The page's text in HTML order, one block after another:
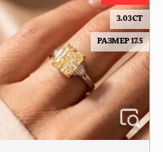
3.03 CT
РАЗМЕР 17.5